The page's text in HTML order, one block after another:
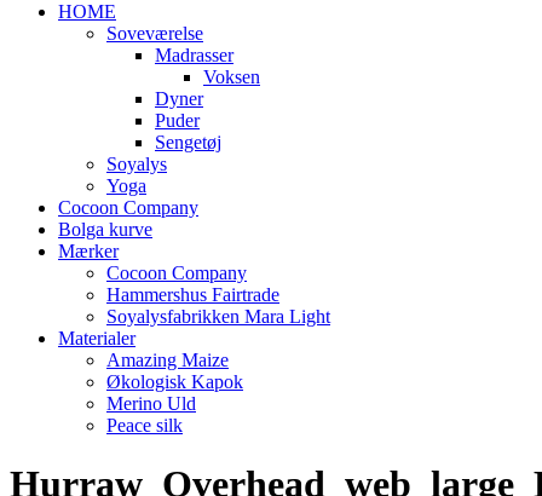
HOME
Soveværelse
Madrasser
Voksen
Dyner
Puder
Sengetøj
Soyalys
Yoga
Cocoon Company
Bolga kurve
Mærker
Cocoon Company
Hammershus Fairtrade
Soyalysfabrikken Mara Light
Materialer
Amazing Maize
Økologisk Kapok
Merino Uld
Peace silk